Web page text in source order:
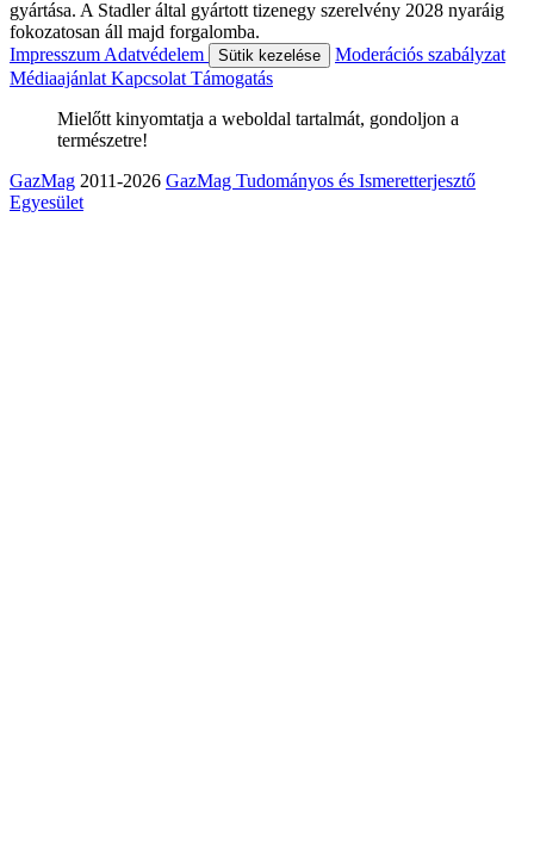
gyártása. A Stadler által gyártott tizenegy szerelvény 2028 nyaráig
fokozatosan áll majd forgalomba.
Impresszum Adatvédelem Sütik kezelése
Moderációs szabályzat
Médiaajánlat Kapcsolat Támogatás
Mielőtt kinyomtatja a weboldal tartalmát, gondoljon a
természetre!
GazMag 2011-2026 GazMag Tudományos és Ismeretterjesztő
Egyesület